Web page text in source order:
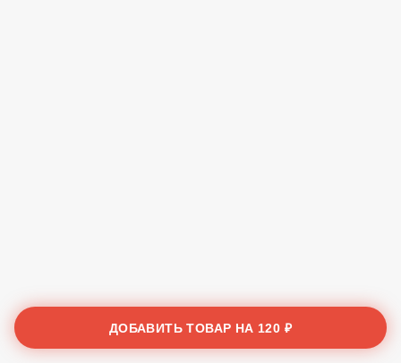
ДОБАВИТЬ ТОВАР НА 120 ₽